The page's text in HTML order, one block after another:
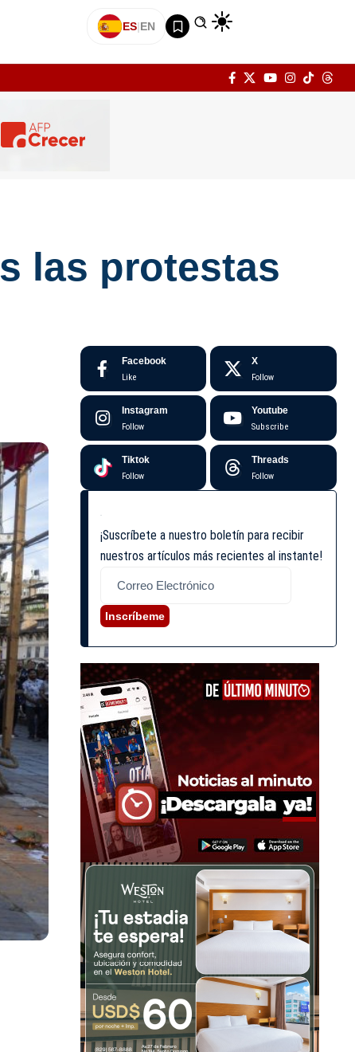
ES|EN
las protestas
Facebook
Like
X
Follow
Instagram
Follow
Youtube
Subscribe
Tiktok
Follow
Threads
Follow
¡Suscríbete a nuestro boletín para recibir
nuestros artículos más recientes al instante!
Inscríbeme